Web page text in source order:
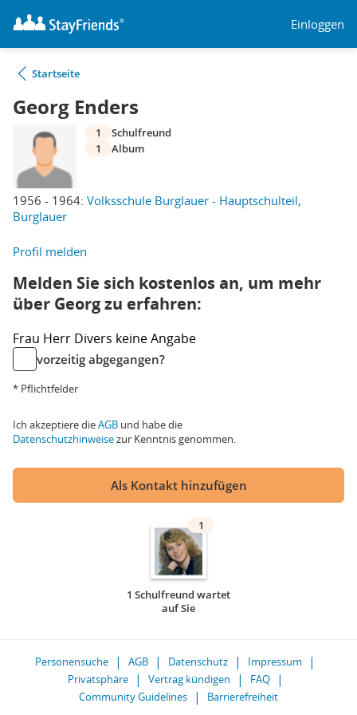
Einloggen
Startseite
Georg Enders
1956 - 1964: Volksschule Burglauer - Hauptschulteil,
Burglauer
1
Schulfreund
1
Album
Profil melden
Melden Sie sich kostenlos an, um mehr
über Georg zu erfahren:
Frau Herr Divers keine Angabe
vorzeitig abgegangen?
* Pflichtfelder
Ich akzeptiere dieAGB und habe die
Datenschutzhinweisezur Kenntnis genommen.
Als Kontakt hinzufügen
1
1 Schulfreund wartet
auf Sie
Personensuche AGB Datenschutz
Impressum
Privatsphäre
Vertrag kündigen
FAQ
Community Guidelines
Barrierefreiheit